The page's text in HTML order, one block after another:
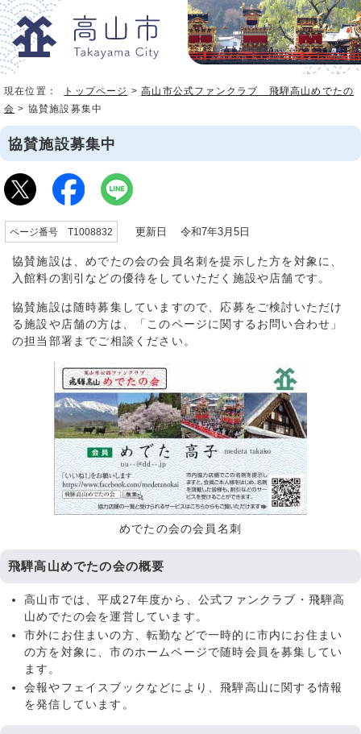
現在位置： トップページ >高山市公式ファンクラブ 飛騨高山めでたの
会 > 協賛施設募集中
協賛施設募集中
ページ番号 T1008832 更新日 令和7年3月5日
協賛施設は、めでたの会の会員名刺を提示した方を対象に、
入館料の割引などの優待をしていただく施設や店舗です。
協賛施設は随時募集していますので、応募をご検討いただけ
る施設や店舗の方は、「このページに関するお問い合わせ」
の担当部署までご相談ください。
めでたの会の会員名刺
飛騨高山めでたの会の概要
高山市では、平成27年度から、公式ファンクラブ・飛騨高
山めでたの会を運営しています。
市外にお住まいの方、転勤などで一時的に市内にお住まい
の方を対象に、市のホームページで随時会員を募集してい
ます。
会報やフェイスブックなどにより、飛騨高山に関する情報
を発信しています。